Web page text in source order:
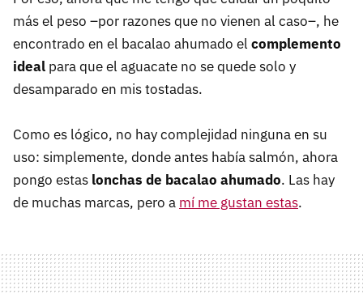
más el peso –por razones que no vienen al caso–, he
encontrado en el bacalao ahumado el complemento
ideal para que el aguacate no se quede solo y
desamparado en mis tostadas.
Como es lógico, no hay complejidad ninguna en su
uso: simplemente, donde antes había salmón, ahora
pongo estas lonchas de bacalao ahumado. Las hay
de muchas marcas, pero a mí me gustan estas.